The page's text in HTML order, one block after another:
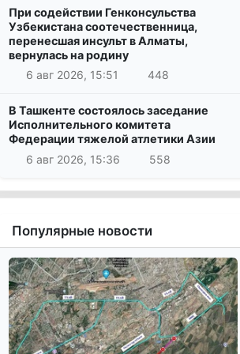
При содействии Генконсульства
Узбекистана соотечественница,
перенесшая инсульт в Алматы,
вернулась на родину
6 авг 2026, 15:51
448
В Ташкенте состоялось заседание
Исполнительного комитета
Федерации тяжелой атлетики Азии
6 авг 2026, 15:36
558
Популярные новости